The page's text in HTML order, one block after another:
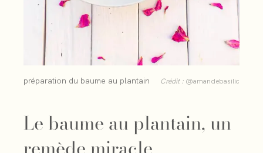
préparation du baume au plantain Crédit : @amandebasilic
Le baume au plantain, un